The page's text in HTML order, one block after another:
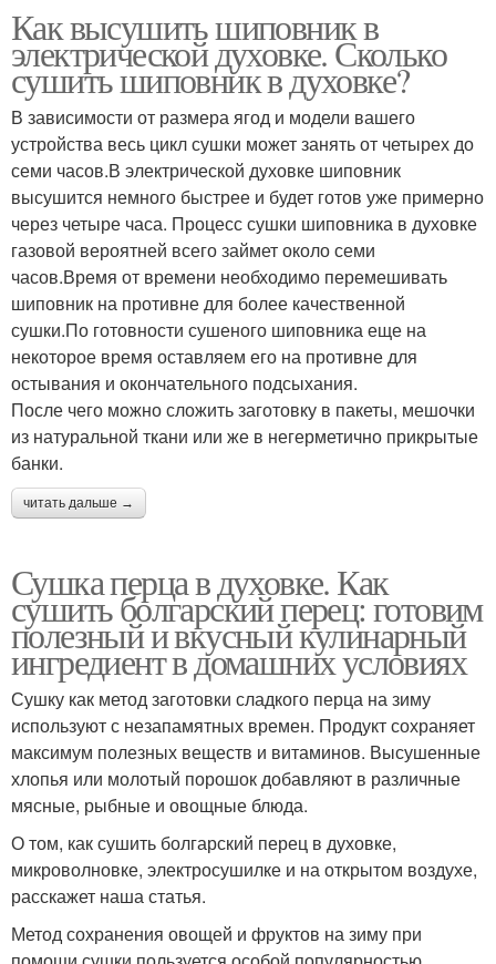
Как высушить шиповник в
электрической духовке. Сколько
сушить шиповник в духовке?
В зависимости от размера ягод и модели вашего
устройства весь цикл сушки может занять от четырех до
семи часов.В электрической духовке шиповник
высушится немного быстрее и будет готов уже примерно
через четыре часа. Процесс сушки шиповника в духовке
газовой вероятней всего займет около семи
часов.Время от времени необходимо перемешивать
шиповник на противне для более качественной
сушки.По готовности сушеного шиповника еще на
некоторое время оставляем его на противне для
остывания и окончательного подсыхания.
После чего можно сложить заготовку в пакеты, мешочки
из натуральной ткани или же в негерметично прикрытые
банки.
читать дальше →
Сушка перца в духовке. Как
сушить болгарский перец: готовим
полезный и вкусный кулинарный
ингредиент в домашних условиях
Сушку как метод заготовки сладкого перца на зиму
используют с незапамятных времен. Продукт сохраняет
максимум полезных веществ и витаминов. Высушенные
хлопья или молотый порошок добавляют в различные
мясные, рыбные и овощные блюда.
О том, как сушить болгарский перец в духовке,
микроволновке, электросушилке и на открытом воздухе,
расскажет наша статья.
Метод сохранения овощей и фруктов на зиму при